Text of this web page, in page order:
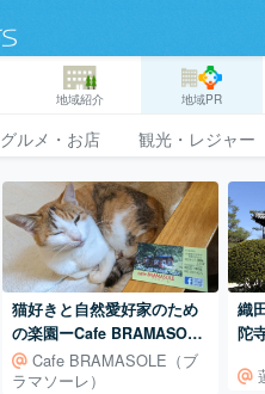
地域紹介 地域PR
グルメ・お店 観光・レジャー
猫好きと自然愛好家のため
の楽園ーCafe BRAMASOLE
（ブラマソーレ）ー
Cafe BRAMASOLE（ブ
ラマソーレ）
織
陀